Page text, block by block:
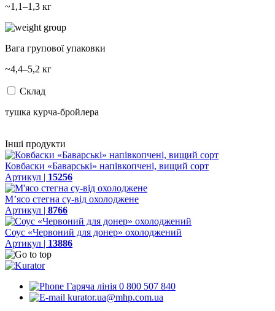
~1,1–1,3 кг
Вага групової упаковки
~4,4–5,2 кг
Склад
тушка курча-бройлера
Інші продукти
Ковбаски «Баварські» напівкопчені, вищий сорт
Артикул | 15256
М’ясо стегна су-від охолоджене
Артикул | 8766
Соус «Червоний для донер» охолоджений
Артикул | 13886
Гаряча лінія 0 800 507 840
kurator.ua@mhp.com.ua